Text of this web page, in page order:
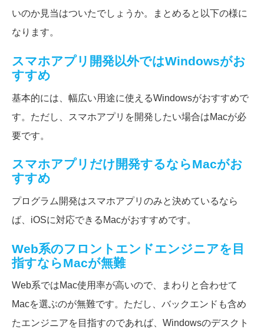
いのか見当はついたでしょうか。まとめると以下の様に
なります。
スマホアプリ開発以外ではWindowsがお
すすめ
基本的には、幅広い用途に使えるWindowsがおすすめで
す。ただし、スマホアプリを開発したい場合はMacが必
要です。
スマホアプリだけ開発するならMacがお
すすめ
プログラム開発はスマホアプリのみと決めているなら
ば、iOSに対応できるMacがおすすめです。
Web系のフロントエンドエンジニアを目
指すならMacが無難
Web系ではMac使用率が高いので、まわりと合わせて
Macを選ぶのが無難です。ただし、バックエンドも含め
たエンジニアを目指すのであれば、Windowsのデスクト